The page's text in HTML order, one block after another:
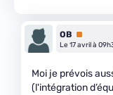
OB Premium
Le 17 avril à
Moi je prévois
(l'intégration